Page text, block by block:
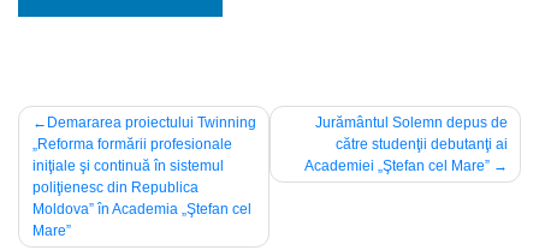
Navigare
în
articole
Demararea proiectului Twinning
„Reforma formării profesionale
iniţiale şi continuă în sistemul
poliţienesc din Republica
Moldova” în Academia „Ştefan cel
Mare”
Jurământul Solemn depus de
către studenţii debutanţi ai
Academiei „Ştefan cel Mare”